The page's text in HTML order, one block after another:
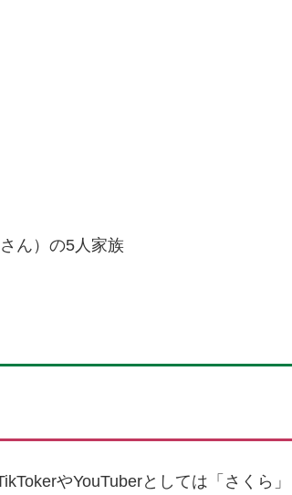
ん）の5人家族
やYouTuberとしては「さくら」